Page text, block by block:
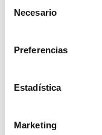
Necesario
Preferencias
Estadística
Marketing